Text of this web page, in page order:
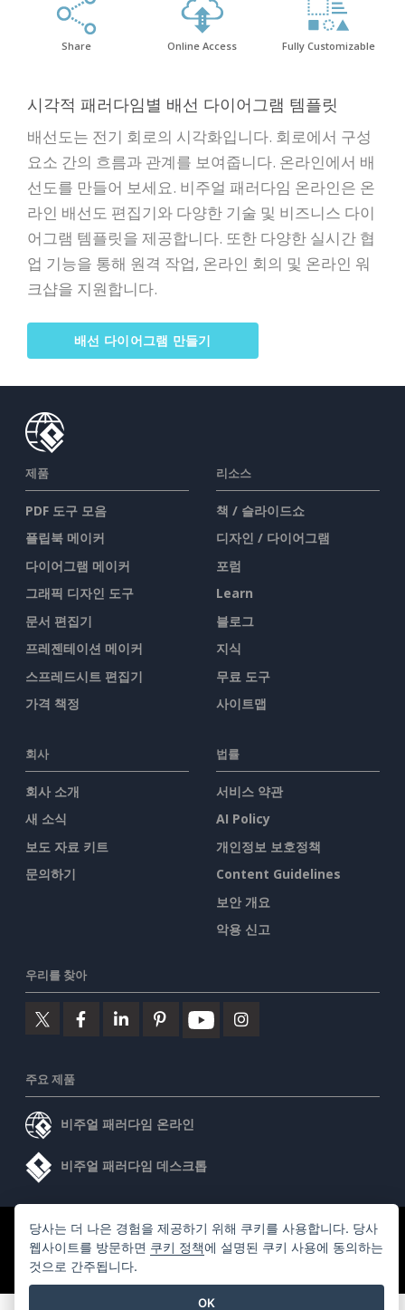
Share Online Access Fully Customizable
시각적 패러다임별 배선 다이어그램 템플릿
배선도는 전기 회로의 시각화입니다. 회로에서 구성
요소 간의 흐름과 관계를 보여줍니다. 온라인에서 배
선도를 만들어 보세요. 비주얼 패러다임 온라인은 온
라인 배선도 편집기와 다양한 기술 및 비즈니스 다이
어그램 템플릿을 제공합니다. 또한 다양한 실시간 협
업 기능을 통해 원격 작업, 온라인 회의 및 온라인 워
크샵을 지원합니다.
배선 다이어그램 만들기
제품
PDF 도구 모음
플립북 메이커
다이어그램 메이커
그래픽 디자인 도구
문서 편집기
프레젠테이션 메이커
스프레드시트 편집기
가격 책정
리소스
책 / 슬라이드쇼
디자인 / 다이어그램
포럼
Learn
블로그
지식
무료 도구
사이트맵
회사
회사 소개
새 소식
보도 자료 키트
문의하기
법률
서비스 약관
AI Policy
개인정보 보호정책
Content Guidelines
보안 개요
악용 신고
우리를 찾아
주요 제품
비주얼 패러다임 온라인
비주얼 패러다임 데스크톱
©2026 by Visual Paradigm. 모든 권리 보유.
서비스 약관
당사는 더 나은 경험을 제공하기 위해 쿠키를 사용합니다. 당사
웹사이트를 방문하면 쿠키 정책에 설명된 쿠키 사용에 동의하는
것으로 간주됩니다.
OK